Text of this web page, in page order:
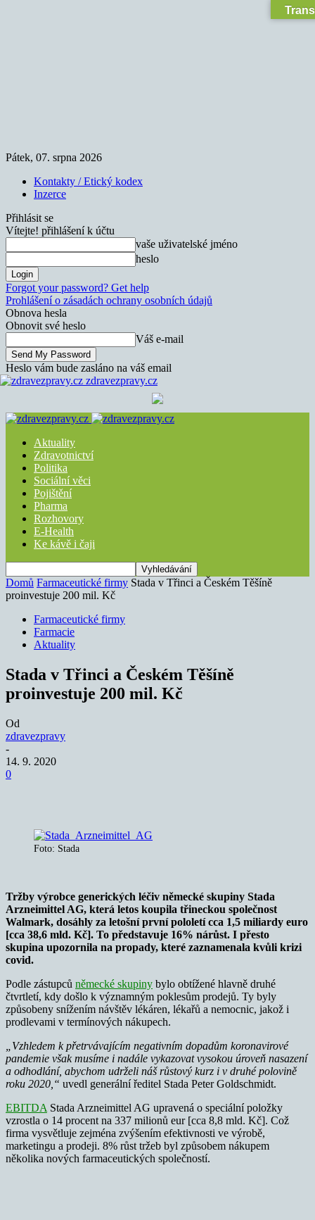
Pátek, 07. srpna 2026
Kontakty / Etický kodex
Inzerce
Přihlásit se
Vítejte! přihlášení k účtu
vaše uživatelské jméno
heslo
Forgot your password? Get help
Prohlášení o zásadách ochrany osobních údajů
Obnova hesla
Obnovit své heslo
Váš e-mail
Heslo vám bude zasláno na váš email
zdravezpravy.cz
Aktuality
Zdravotnictví
Politika
Sociální věci
Pojištění
Pharma
Rozhovory
E-Health
Ke kávě i čaji
Domů Farmaceutické firmy Stada v Třinci a Českém Těšíně
proinvestuje 200 mil. Kč
Farmaceutické firmy
Farmacie
Aktuality
Stada v Třinci a Českém Těšíně
proinvestuje 200 mil. Kč
Od
zdravezpravy
-
14. 9. 2020
0
Foto: Stada
Tržby výrobce generických léčiv německé skupiny Stada
Arzneimittel AG, která letos koupila třineckou společnost
Walmark, dosáhly za letošní první pololetí cca 1,5 miliardy euro
[cca 38,6 mld. Kč]. To představuje 16% nárůst. I přesto
skupina upozornila na propady, které zaznamenala kvůli krizi
covid.
Podle zástupců německé skupiny bylo obtížené hlavně druhé
čtvrtletí, kdy došlo k významným poklesům prodejů. Ty byly
způsobeny snížením návštěv lékáren, lékařů a nemocnic, jakož i
prodlevami v termínových nákupech.
„Vzhledem k přetrvávajícím negativním dopadům koronavirové
pandemie však musíme i nadále vykazovat vysokou úroveň nasazení
a odhodlání, abychom udrželi náš růstový kurz i v druhé polovině
roku 2020,“ uvedl generální ředitel Stada Peter Goldschmidt.
EBITDA Stada Arzneimittel AG upravená o speciální položky
vzrostla o 14 procent na 337 milionů eur [cca 8,8 mld. Kč]. Což
firma vysvětluje zejména zvýšením efektivnosti ve výrobě,
marketingu a prodeji. 8% růst tržeb byl způsobem nákupem
několika nových farmaceutických společností.